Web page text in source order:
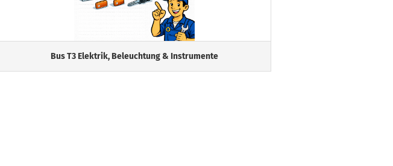
Bus T3 Elektrik, Beleuchtung & Instrumente